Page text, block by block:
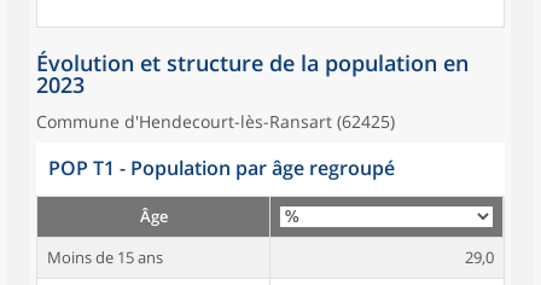
Évolution et structure de la population en
2023
Commune d'Hendecourt-lès-Ransart (62425)
POP T1 - Population par âge regroupé
Âge
Moins de 15 ans
29,0